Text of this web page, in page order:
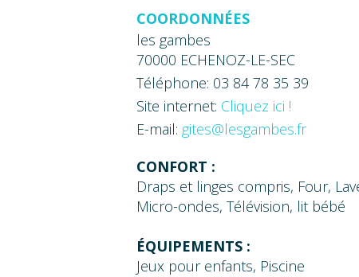
COORDONNÉES
les gambes
70000 ECHENOZ-LE-SEC
Téléphone: 03 84 78 35 39
Site internet: Cliquez ici !
E-mail: gites@lesgambes.fr
CONFORT :
Draps et linges compris, Four,
Micro-ondes, Télévision, lit bébé
ÉQUIPEMENTS :
Jeux pour enfants, Piscine